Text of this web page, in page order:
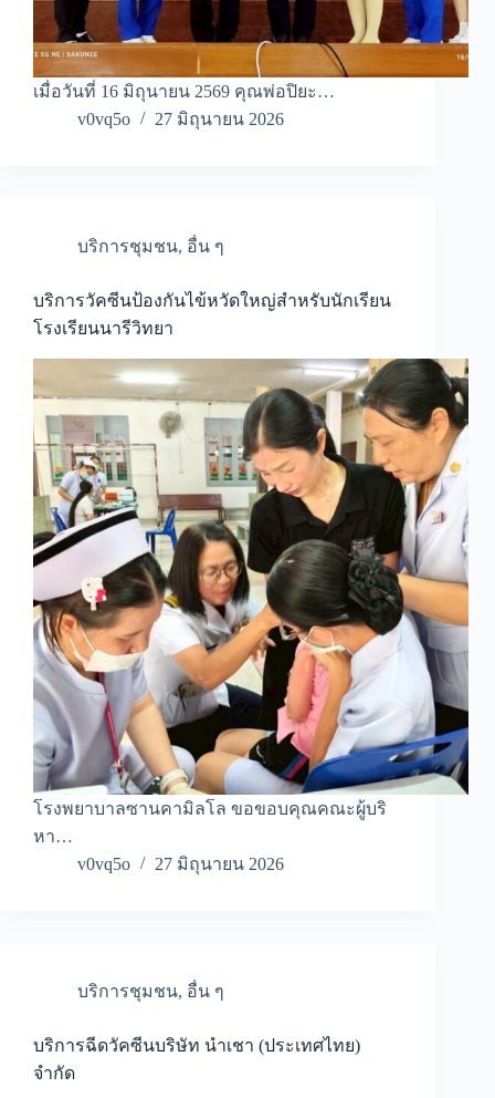
เมื่อวันที่ 16 มิถุนายน 2569 คุณพ่อปิยะ…
v0vq5o
27 มิถุนายน 2026
บริการชุมชน, อื่น ๆ
บริการวัคซีนป้องกันไข้หวัดใหญ่สำหรับนักเรียน
โรงเรียนนารีวิทยา
โรงพยาบาลซานคามิลโล ขอขอบคุณคณะผู้บริ
หา…
v0vq5o
27 มิถุนายน 2026
บริการชุมชน, อื่น ๆ
บริการฉีดวัคซีนบริษัท นำเชา (ประเทศไทย)
จำกัด